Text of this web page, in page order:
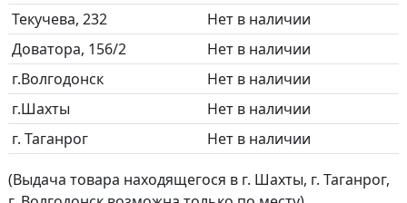
Текучева, 232
Нет в наличии
Доватора, 156/2
Нет в наличии
г.Волгодонск
Нет в наличии
г.Шахты
Нет в наличии
г. Таганрог
Нет в наличии
(Выдача товара находящегося в г. Шахты, г. Таганрог,